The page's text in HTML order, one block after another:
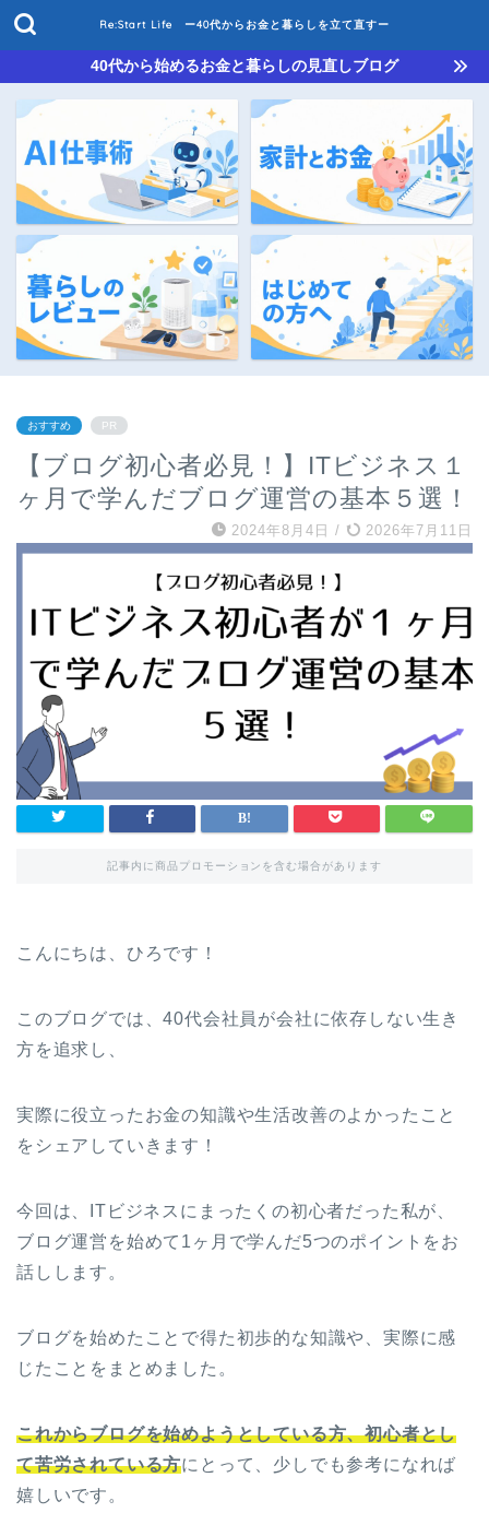
Re:Start Life ー40代からお金と暮らしを立て直すー
40代から始めるお金と暮らしの見直しブログ
おすすめ PR
【ブログ初心者必見！】ITビジネス１
ヶ月で学んだブログ運営の基本５選！
2024年8月4日 / 2026年7月11日
記事内に商品プロモーションを含む場合があります
こんにちは、ひろです！
このブログでは、40代会社員が会社に依存しない生き
方を追求し、
実際に役立ったお金の知識や生活改善のよかったこと
をシェアしていきます！
今回は、ITビジネスにまったくの初心者だった私が、
ブログ運営を始めて1ヶ月で学んだ5つのポイントをお
話しします。
ブログを始めたことで得た初歩的な知識や、実際に感
じたことをまとめました。
これからブログを始めようとしている方、初心者とし
て苦労されている方にとって、少しでも参考になれば
嬉しいです。